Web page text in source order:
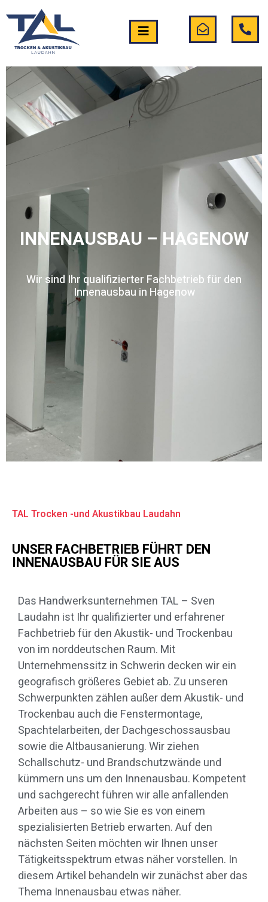
INNENAUSBAU – HAGENOW
Wir sind Ihr qualifizierter Fachbetrieb für den
Innenausbau in Hagenow
TAL Trocken -und Akustikbau Laudahn
UNSER FACHBETRIEB FÜHRT DEN
INNENAUSBAU FÜR SIE AUS
Das Handwerksunternehmen TAL – Sven
Laudahn ist Ihr qualifizierter und erfahrener
Fachbetrieb für den Akustik- und Trockenbau
von im norddeutschen Raum. Mit
Unternehmenssitz in Schwerin decken wir ein
geografisch größeres Gebiet ab. Zu unseren
Schwerpunkten zählen außer dem Akustik- und
Trockenbau auch die Fenstermontage,
Spachtelarbeiten, der Dachgeschossausbau
sowie die Altbausanierung. Wir ziehen
Schallschutz- und Brandschutzwände und
kümmern uns um den Innenausbau. Kompetent
und sachgerecht führen wir alle anfallenden
Arbeiten aus – so wie Sie es von einem
spezialisierten Betrieb erwarten. Auf den
nächsten Seiten möchten wir Ihnen unser
Tätigkeitsspektrum etwas näher vorstellen. In
diesem Artikel behandeln wir zunächst aber das
Thema Innenausbau etwas näher.